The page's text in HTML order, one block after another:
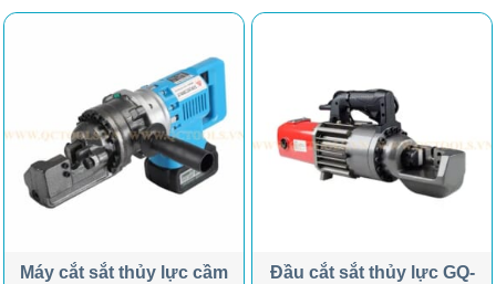
Máy cắt sắt thủy lực cầm
Đầu cắt sắt thủy lực GQ-